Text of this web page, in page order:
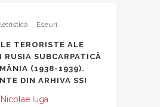
Eseuri
TERORISTE ALE
RUSIA SUBCARPATICĂ
(1938-1939).
DIN ARHIVA SSI
Nicolae Iuga